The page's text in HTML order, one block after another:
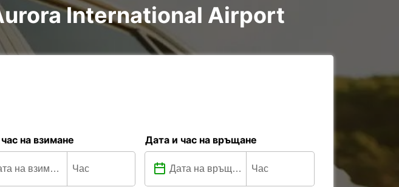
International Airport
на взимане Дата и час на връщане